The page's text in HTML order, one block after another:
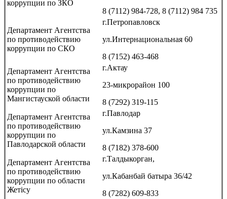
коррупции по ЗКО
8 (7112) 984-728, 8 (7112) 984 735
Департамент Агентства
по противодействию
коррупции по СКО
г.Петропавловск
ул.Интернациональная 60
8 (7152) 463-468
Департамент Агентства
по противодействию
коррупции по
Мангистауской области
г.Актау
23-микрорайон 100
8 (7292) 319-115
Департамент Агентства
по противодействию
коррупции по
Павлодарской области
г.Павлодар
ул.Камзина 37
8 (7182) 378-600
Департамент Агентства
по противодействию
коррупции по области
Жетісу
г.Талдыкорган,
ул.Кабанбай батыра 36/42
8 (7282) 609-833